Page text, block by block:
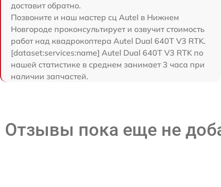
доставит обратно.
Позвоните и наш мастер сц Autel в Нижнем
Новгороде проконсультирует и озвучит стоимость
работ над квадрокоптера Autel Dual 640T V3 RTK.
[dataset:services:name] Autel Dual 640T V3 RTK по
нашей статистике в среднем занимает 3 часа при
наличии запчастей.
Отзывы пока еще не